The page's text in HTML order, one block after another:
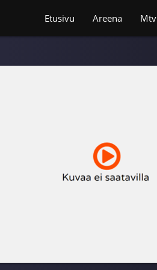
Etusivu Areena Mtv